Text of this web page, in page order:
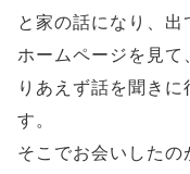
と家の話になり、出
ホームページを見て
りあえず話を聞き
す。
そこでお会いしたの